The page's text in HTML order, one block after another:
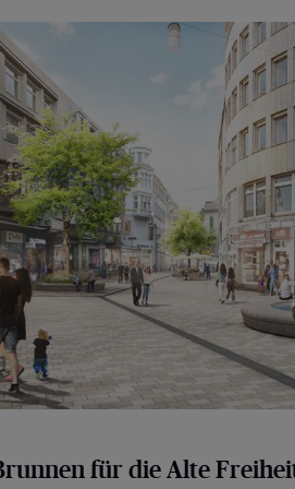
für die Alte Freiheit
für die Alte